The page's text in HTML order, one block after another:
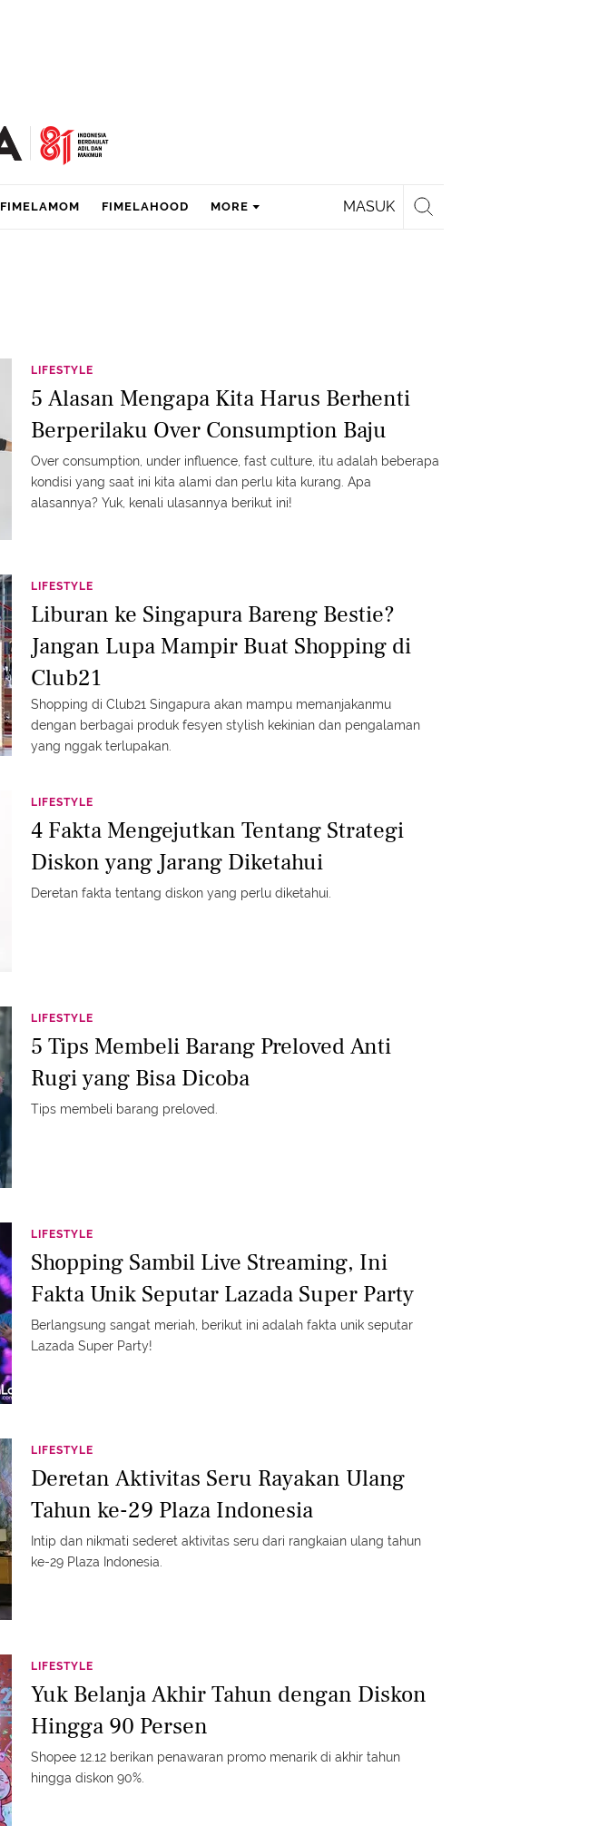
MASUK
FIMELAMOM FIMELAHOOD MORE
LIFESTYLE
5 Alasan Mengapa Kita Harus Berhenti
Berperilaku Over Consumption Baju
Over consumption, under influence, fast culture, itu adalah beberapa
kondisi yang saat ini kita alami dan perlu kita kurang. Apa
alasannya? Yuk, kenali ulasannya berikut ini!
LIFESTYLE
Liburan ke Singapura Bareng Bestie?
Jangan Lupa Mampir Buat Shopping di
Club21
Shopping di Club21 Singapura akan mampu memanjakanmu
dengan berbagai produk fesyen stylish kekinian dan pengalaman
yang nggak terlupakan.
LIFESTYLE
4 Fakta Mengejutkan Tentang Strategi
Diskon yang Jarang Diketahui
Deretan fakta tentang diskon yang perlu diketahui.
LIFESTYLE
5 Tips Membeli Barang Preloved Anti
Rugi yang Bisa Dicoba
Tips membeli barang preloved.
LIFESTYLE
Shopping Sambil Live Streaming, Ini
Fakta Unik Seputar Lazada Super Party
Berlangsung sangat meriah, berikut ini adalah fakta unik seputar
Lazada Super Party!
LIFESTYLE
Deretan Aktivitas Seru Rayakan Ulang
Tahun ke-29 Plaza Indonesia
Intip dan nikmati sederet aktivitas seru dari rangkaian ulang tahun
ke-29 Plaza Indonesia.
LIFESTYLE
Yuk Belanja Akhir Tahun dengan Diskon
Hingga 90 Persen
Shopee 12.12 berikan penawaran promo menarik di akhir tahun
hingga diskon 90%.